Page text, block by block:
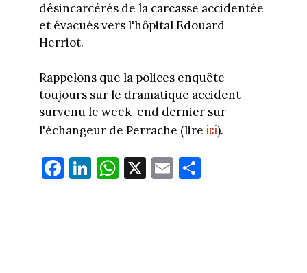
désincarcérés de la carcasse accidentée
et évacués vers l'hôpital Edouard
Herriot.
Rappelons que la polices enquête
toujours sur le dramatique accident
survenu le week-end dernier sur
l'échangeur de Perrache (lire ici).
Fa
ce
Li
nk
W
ha
X E
m
Pa